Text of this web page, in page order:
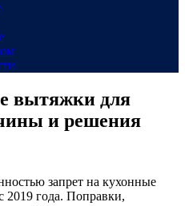
вытяжки для
и решения
запрет на кухонные
года. Поправки,